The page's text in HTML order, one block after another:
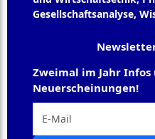
Gesellschaftsanalyse,
Zweimal im Jahr Infos
Neuerscheinungen!